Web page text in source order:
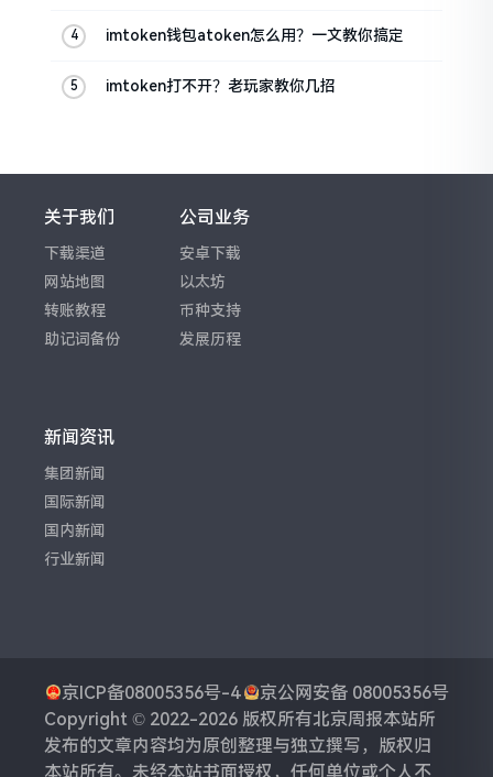
imtoken钱包atoken怎么用？一文教你搞定
imtoken打不开？老玩家教你几招
关于我们
下载渠道
网站地图
转账教程
助记词备份
公司业务
安卓下载
以太坊
币种支持
发展历程
新闻资讯
集团新闻
国际新闻
国内新闻
行业新闻
京ICP备08005356号-4
京公网安备 08005356号
Copyright © 2022-2026 版权所有北京周报本站所
发布的文章内容均为原创整理与独立撰写，版权归
本站所有。未经本站书面授权，任何单位或个人不